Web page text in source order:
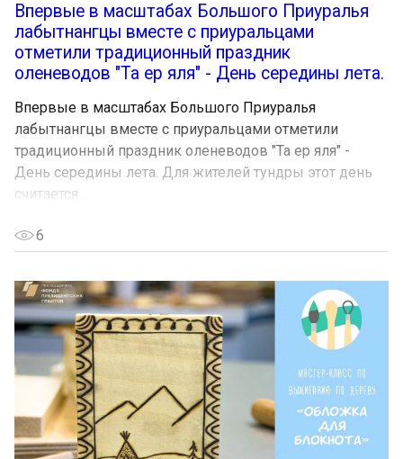
Впервые в масштабах Большого Приуралья
лабытнангцы вместе с приуральцами
отметили традиционный праздник
оленеводов "Та ер яля" - День середины лета.
Впервые в масштабах Большого Приуралья
лабытнангцы вместе с приуральцами отметили
традиционный праздник оленеводов "Та ер яля" -
День середины лета. Для жителей тундры этот день
считается...
6